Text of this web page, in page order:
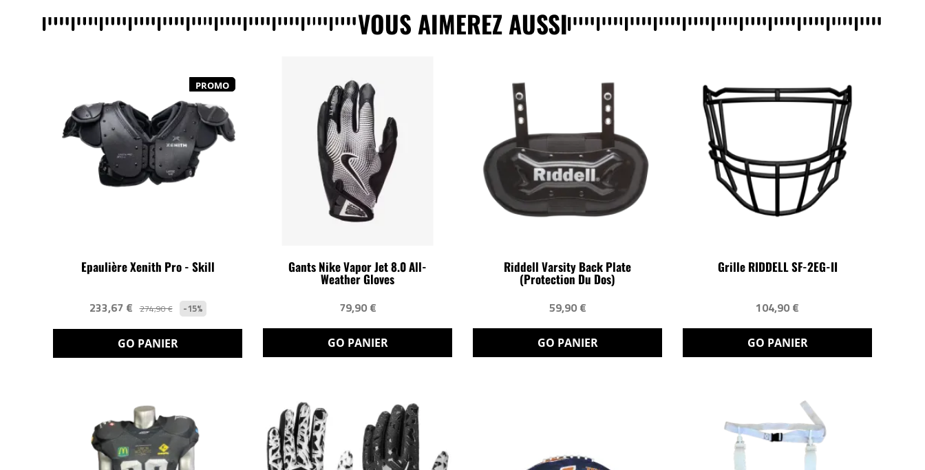
VOUS AIMEREZ AUSSI
PROMO
Epaulière Xenith Pro - Skill
233,67 € 274,90 € -15%
GO PANIER
Gants Nike Vapor Jet 8.0 All-
Weather Gloves
79,90 €
GO PANIER
Riddell Varsity Back Plate
(protection Du Dos)
59,90 €
GO PANIER
Grille RIDDELL SF-2EG-II
104,90 €
GO PANIER